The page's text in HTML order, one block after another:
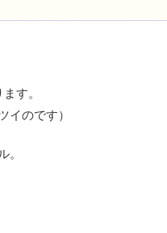
す。
イのです）
。